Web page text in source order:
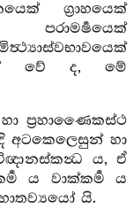
ග්‍රාහයෙක්
වේ ද, මේ
ප්‍රහාණෛකස්ථ
අටකෙලෙසුන් හා
ය, ඒ
ය වාක්කර්‍ම ය
යි.